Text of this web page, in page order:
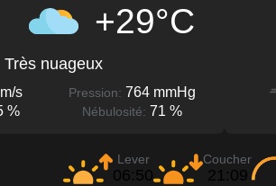
+29°C
Très nuageux
s Pression: 764 mmHg
% Nébulosité: 71 %
Lever
06:50
Coucher
21:09